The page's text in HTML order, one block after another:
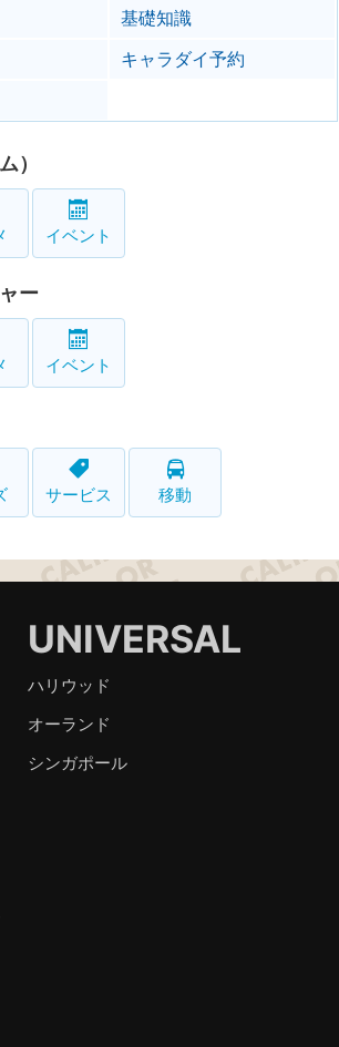
基礎知識
キャラダイ予約
）
イベント
ー
イベント
サービス 移動
UNIVERSAL
ハリウッド
オーランド
シンガポール